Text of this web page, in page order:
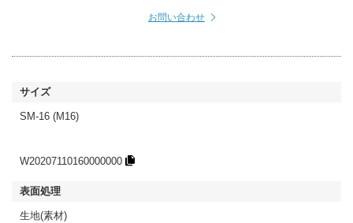
お問い合わせ
SM-16 (M16)
W20207110160000000
生地(素材)